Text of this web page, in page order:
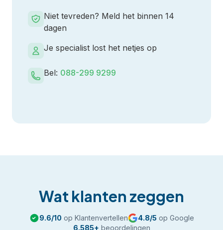
Niet tevreden? Meld het binnen 14
dagen
Je specialist lost het netjes op
Bel: 088-299 9299
Wat klanten zeggen
9.6/10 op Klantenvertellen 4.8/5 op Google
6.585+ beoordelingen